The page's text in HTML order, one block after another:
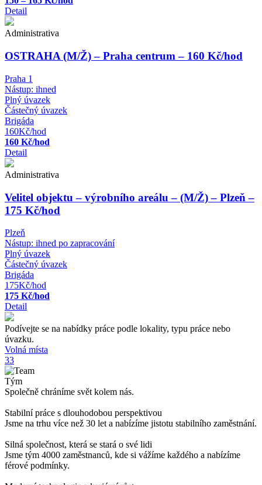
Detail
Administrativa
OSTRAHA (M/Ž) – Praha centrum – 160 Kč/hod
Praha 1
Nástup: ihned
Plný úvazek
Částečný úvazek
Brigáda
160Kč/hod
160 Kč/hod
Detail
Administrativa
Velitel objektu – výrobního areálu – (M/Ž) – Plzeň –
175 Kč/hod
Plzeň
Nástup: ihned po zapracování
Plný úvazek
Částečný úvazek
Brigáda
175Kč/hod
175 Kč/hod
Detail
Podívejte se na nabídky práce podle lokality, typu práce nebo
úvazku.
Volná místa
33
Tým
Společně chráníme svět kolem nás.
Stabilní práce s dlouhodobou perspektivou
Jsme na trhu více než 30 let a nabízíme jistotu stabilního zaměstnání.
Silná společnost, která se stará o své lidi
Jsme tým 4000 zaměstnanců, kde si vážíme každého a nabízíme
férové podmínky.